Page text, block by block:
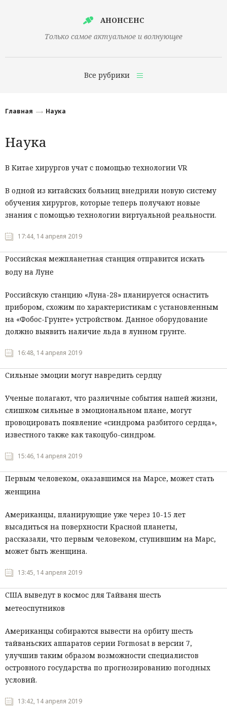
АНОНСЕНС
Только самое актуальное и волнующее
Все рубрики
Технологии
Общество
Мнения
Происшествия
Главная Наука
Наука
В Китае хирургов учат с помощью технологии VR
В одной из китайских больниц внедрили новую систему
обучения хирургов, которые теперь получают новые
знания с помощью технологии виртуальной реальности.
17:44, 14 апреля 2019
Российская межпланетная станция отправится искать
воду на Луне
Российскую станцию «Луна-28» планируется оснастить
прибором, схожим по характеристикам с установленным
на «Фобос-Грунте» устройством. Данное оборудование
должно выявить наличие льда в лунном грунте.
16:48, 14 апреля 2019
Сильные эмоции могут навредить сердцу
Ученые полагают, что различные события нашей жизни,
слишком сильные в эмоциональном плане, могут
провоцировать появление «синдрома разбитого сердца»,
известного также как такоцубо-синдром.
15:46, 14 апреля 2019
Первым человеком, оказавшимся на Марсе, может стать
женщина
Американцы, планирующие уже через 10-15 лет
высадиться на поверхности Красной планеты,
рассказали, что первым человеком, ступившим на Марс,
может быть женщина.
13:45, 14 апреля 2019
США выведут в космос для Тайваня шесть
метеоспутников
Американцы собираются вывести на орбиту шесть
тайваньских аппаратов серии Formosat в версии 7,
улучшив таким образом возможности специалистов
островного государства по прогнозированию погодных
условий.
13:42, 14 апреля 2019